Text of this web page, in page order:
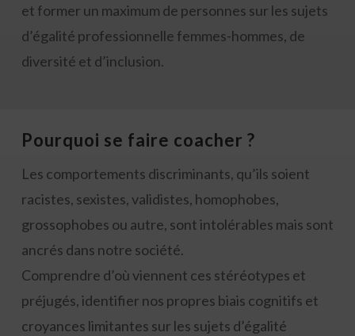
et former un maximum de personnes sur les sujets
d’égalité professionnelle femmes-hommes, de
diversité et d’inclusion.
Pourquoi se faire coacher ?
Les comportements discriminants, qu’ils soient
racistes, sexistes, validistes, homophobes,
grossophobes ou autre, sont intolérables mais sont
ancrés dans notre société.
Comprendre d’où viennent ces stéréotypes et
préjugés, identifier nos propres biais cognitifs et
croyances limitantes sur les sujets d’égalité